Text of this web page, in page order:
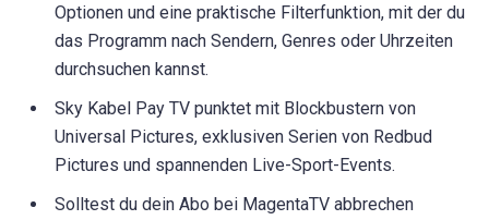
Optionen und eine praktische Filterfunktion, mit der du
das Programm nach Sendern, Genres oder Uhrzeiten
durchsuchen kannst.
Sky Kabel Pay TV punktet mit Blockbustern von
Universal Pictures, exklusiven Serien von Redbud
Pictures und spannenden Live-Sport-Events.
Solltest du dein Abo bei MagentaTV abbrechen